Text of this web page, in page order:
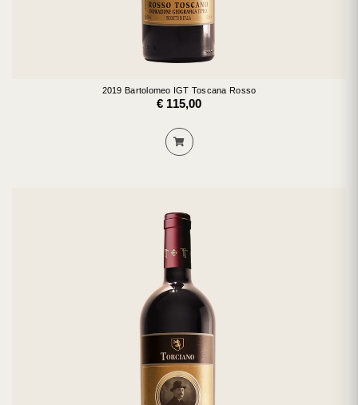
2019 Bartolomeo IGT Toscana Rosso
€ 115,00